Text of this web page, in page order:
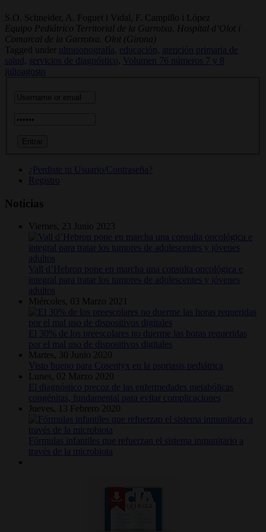
S.O. Schneider, A. Foguet i Vidal, F. Campillo i López
Equipo Pediátrico Territorial de la Garrotxa. Hospital d’Olot i
Comarcal de la Garrotxa. Olot (Girona)
Tagged under
ultrasonografía, educación,
atención primaria de
salud, servicios de diagnóstico,
Volumen 76 números 7 y 8
julioagosto
¿Perdiste tu Usuario/Contraseña?
Registro
Noticias
Viernes, 23 Junio 2023
Vall d’Hebron pone en marcha una consulta oncológica e
integral para tratar los tumores de adolescentes y jóvenes
adultos
Miércoles, 03 Marzo 2021
El 30% de los preescolares no duerme las horas requeridas
por el mal uso de dispositivos digitales
Martes, 30 Junio 2020
Visto bueno para Cosentyx en la psoriasis pediátrica
Lunes, 02 Marzo 2020
El diagnóstico precoz de las enfermedades metabólicas
congénitas, fundamental para evitar complicaciones
Jueves, 13 Febrero 2020
Fórmulas infantiles que refuerzan el sistema inmunitario a
través de la microbiota